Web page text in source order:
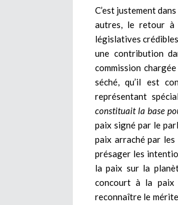
C’est justement
autres, le retour à
législatives
une contribution
commission
séché, qu’il est
représentant
constituait la base
paix signé par le
paix arraché par
présager les
la paix sur la
concourt à la paix
reconnaître le